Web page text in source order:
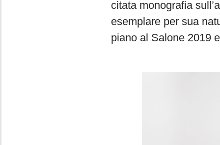
citata monografia
esemplare per sua
piano al Salone 2019